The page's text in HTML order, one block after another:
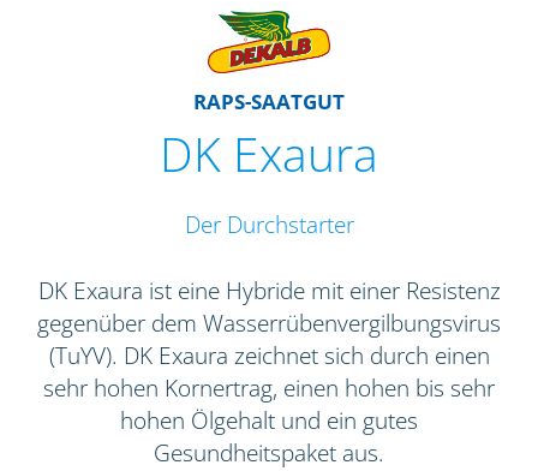
RAPS-SAATGUT
DK Exaura
Der Durchstarter
DK Exaura ist eine Hybride mit einer Resistenz
gegenüber dem Wasserrübenvergilbungsvirus
(TuYV). DK Exaura zeichnet sich durch einen
sehr hohen Kornertrag, einen hohen bis sehr
hohen Ölgehalt und ein gutes
Gesundheitspaket aus.